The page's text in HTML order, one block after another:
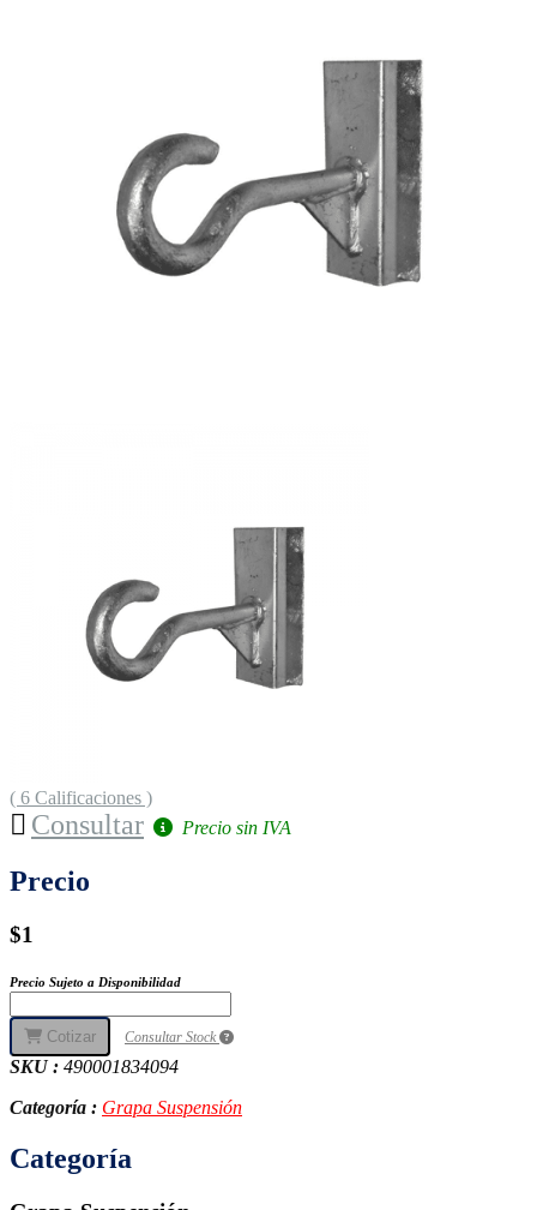
( 6 Calificaciones )
Consultar Precio sin IVA
Precio
$1
Precio Sujeto a Disponibilidad
Cotizar Consultar Stock
SKU : 490001834094
Categoría : Grapa Suspensión
Categoría